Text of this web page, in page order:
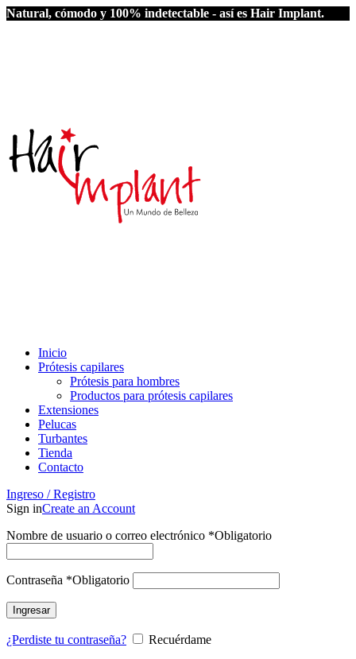
Natural, cómodo y 100% indetectable - así es Hair Implant.
Inicio
Prótesis capilares
Prótesis para hombres
Productos para prótesis capilares
Extensiones
Pelucas
Turbantes
Tienda
Contacto
Ingreso / Registro
Sign inCreate an Account
Nombre de usuario o correo electrónico *Obligatorio
Contraseña *Obligatorio
Ingresar
¿Perdiste tu contraseña?
Recuérdame